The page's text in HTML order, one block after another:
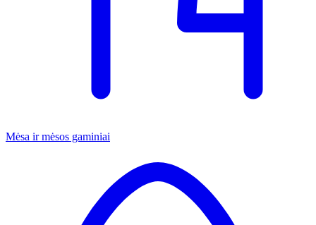
Mėsa ir mėsos gaminiai